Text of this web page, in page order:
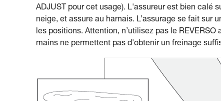
ADJUST pour cet usage). L'assureur est bien calé
neige, et assure au harnais. L’assurage se fait
les positions. Attention, n’utilisez pas le
mains ne permettent pas d'obtenir un freinage